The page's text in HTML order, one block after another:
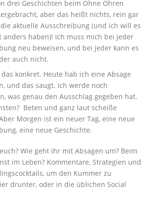
drei Geschichten beim Ohne Ohren
aber das heißt nichts, rein gar
aktuelle Ausschreibung (und ich will es
anders haben)! Ich muss mich bei jeder
neu beweisen, und bei jeder kann es
auch nicht.
konkret. Heute hab ich eine Absage
und das saugt. Ich werde noch
was genau den Ausschlag gegeben hat.
Beten und ganz laut scheiße
Morgen ist ein neuer Tag, eine neue
eine neue Geschichte.
Wie geht ihr mit Absagen um? Beim
im Leben? Kommentare, Strategien und
um den Kummer zu
drunter, oder in die üblichen Social